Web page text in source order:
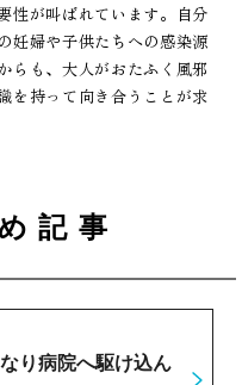
性が叫ばれています。自分
妊婦や子供たちへの感染源
らも、大人がおたふく風邪
を持って向き合うことが求
記事
り病院へ駆け込ん